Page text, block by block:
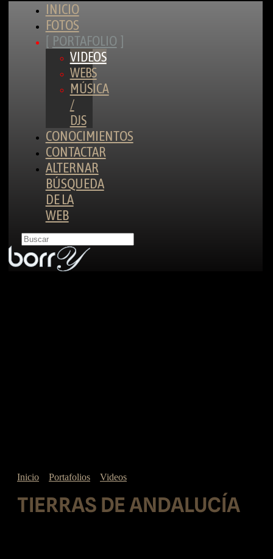
INICIO
FOTOS
PORTAFOLIO
VIDEOS
WEBS
MÚSICA
/
DJS
CONOCIMIENTOS
CONTACTAR
ALTERNAR
BÚSQUEDA
DE LA
WEB
Inicio Portafolios Videos
TIERRAS DE ANDALUCÍA